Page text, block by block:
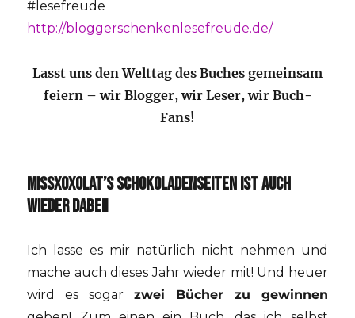
#lesefreude
http://bloggerschenkenlesefreude.de/
Lasst uns den Welttag des Buches gemeinsam
feiern – wir Blogger, wir Leser, wir Buch-
Fans!
MISSXOXOLAT’S SCHOKOLADENSEITEN IST AUCH
WIEDER DABEI!
Ich lasse es mir natürlich nicht nehmen und
mache auch dieses Jahr wieder mit! Und heuer
wird es sogar zwei Bücher zu gewinnen